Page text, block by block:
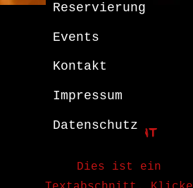
Reservierung
Events
Kontakt
Impressum
Datenschutz
Restaurant
Dies ist ein